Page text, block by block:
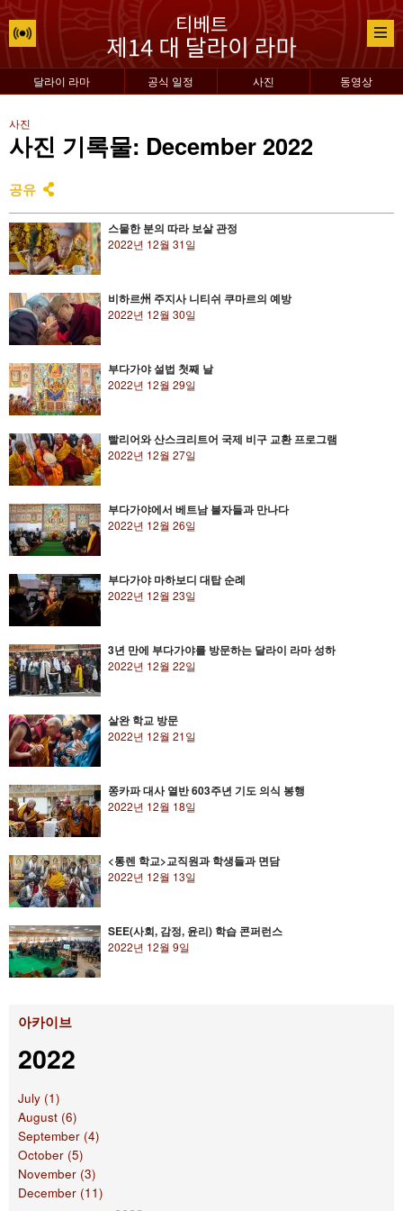
달라이 라마 공식 일정 사진 동영상
사진
사진 기록물: December 2022
공유
스물한 분의 따라 보살 관정
2022년 12월 31일
비하르州 주지사 니티쉬 쿠마르의 예방
2022년 12월 30일
부다가야 설법 첫째 날
2022년 12월 29일
빨리어와 산스크리트어 국제 비구 교환 프로그램
2022년 12월 27일
부다가야에서 베트남 불자들과 만나다
2022년 12월 26일
부다가야 마하보디 대탑 순례
2022년 12월 23일
3년 만에 부다가야를 방문하는 달라이 라마 성하
2022년 12월 22일
살완 학교 방문
2022년 12월 21일
쫑카파 대사 열반 603주년 기도 의식 봉행
2022년 12월 18일
<통렌 학교>교직원과 학생들과 면담
2022년 12월 13일
SEE(사회, 감정, 윤리) 학습 콘퍼런스
2022년 12월 9일
아카이브
2022
July (1)
August (6)
September (4)
October (5)
November (3)
December (11)